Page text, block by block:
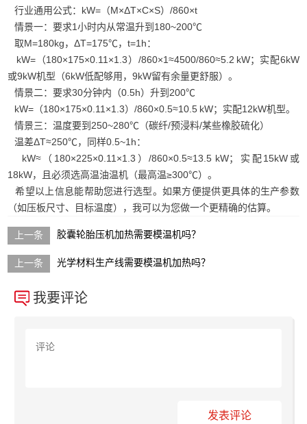
行业通用公式：kW=（M×ΔT×C×S）/860×t
情景一：要求1小时内从常温升到180~200℃
取M=180kg，ΔT=175℃，t=1h：
kW=（180×175×0.11×1.3）/860×1≈4500/860≈5.2 kW；实配6kW
或9kW机型（6kW低配够用，9kW留有余量更舒服）。
情景二：要求30分钟内（0.5h）升到200℃
kW=（180×175×0.11×1.3）/860×0.5≈10.5 kW；实配12kW机型。
情景三：温度要到250~280℃（碳纤/预浸料/某些橡胶硫化）
温差ΔT≈250℃，同样0.5~1h：
kW≈（180×225×0.11×1.3）/860×0.5≈13.5 kW；实配15kW或
18kW，且必须选高温油温机（最高温≥300℃）。
希望以上信息能帮助您进行选型。如果方便提供更具体的生产参数
（如压板尺寸、目标温度），我可以为您做一个更精确的估算。
胶囊轮胎压机加热需要模温机吗？
光学材料生产线需要模温机加热吗？
我要评论
发表评论